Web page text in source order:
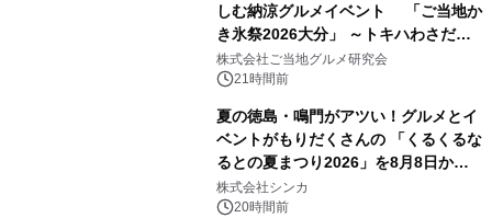
しむ納涼グルメイベント 「ご当地か
き氷祭2026大分」 ～トキハわさだタ
ウンで8月21日～31日まで11日間限定
開催～
株式会社ご当地グルメ研究会
21時間前
夏の徳島・鳴門がアツい！グルメとイ
ベントがもりだくさんの 「くるくるな
るとの夏まつり2026」を8月8日から9
日間開催 ～夏限定メニューや大抽選
会、大学芋スティックの振る舞いも～
株式会社シンカ
20時間前